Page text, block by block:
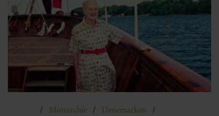
Monarchie
Denemarken